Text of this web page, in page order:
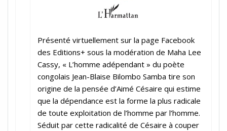
Présenté virtuellement sur la page Facebook
des Editions+ sous la modération de Maha Lee
Cassy, « L’homme adépendant » du poète
congolais Jean-Blaise Bilombo Samba tire son
origine de la pensée d’Aimé Césaire qui estime
que la dépendance est la forme la plus radicale
de toute exploitation de l’homme par l’homme.
Séduit par cette radicalité de Césaire à couper